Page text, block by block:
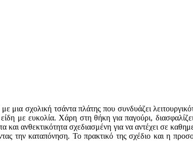
με μια σχολική τσάντα πλάτης που συνδυάζει
με ευκολία. Χάρη στη θήκη για παγούρι,
ανθεκτικότητα σχεδιασμένη για να αντέχει σε
την καταπόνηση. Το πρακτικό της σχέδιο και η